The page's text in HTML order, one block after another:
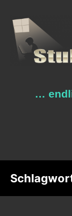
Inhalt
springen
…